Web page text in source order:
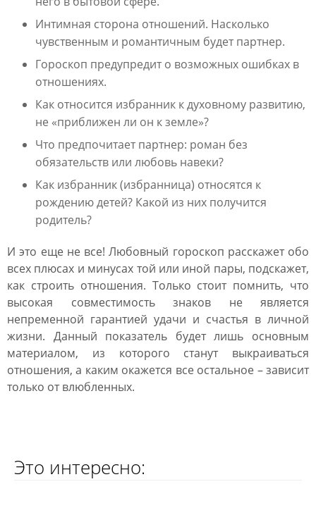
Интимная сторона отношений. Насколько
чувственным и романтичным будет партнер.
Гороскоп предупредит о возможных ошибках в
отношениях.
Как относится избранник к духовному развитию,
не «приближен ли он к земле»?
Что предпочитает партнер: роман без
обязательств или любовь навеки?
Как избранник (избранница) относятся к
рождению детей? Какой из них получится
родитель?
И это еще не все! Любовный гороскоп расскажет обо
всех плюсах и минусах той или иной пары, подскажет,
как строить отношения. Только стоит помнить, что
высокая совместимость знаков не является
непременной гарантией удачи и счастья в личной
жизни. Данный показатель будет лишь основным
материалом, из которого станут выкраиваться
отношения, а каким окажется все остальное – зависит
только от влюбленных.
Это интересно: